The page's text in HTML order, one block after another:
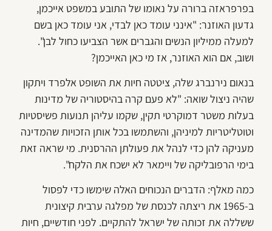
בפרפראזה ברורה על נאומו של התובע במשפט אייכמן,
גדעון האוזנר: "אינני עומד כאן לבדי, אני עומד כאן בשם
למעלה ממיליון הנשים והגברים אשר הצביעו כחול לבן".
ושוב, אם הוא האוזנר, אז מי כאן האייכמן?
בנאום נירנברג שלה, ציטטה חיות את השופט אלפרד ויתקון
שהיה ניצול שואה: "לא פעם קרה בהיסטוריה של מדינות
בעלות משטר דמוקרטי תקין, שקמו עליהן תנועות פשיסטיות
וטוטליטריות למיניהן, והשתמשו בכל אותן הזכויות שהמדינה
מעניקה להן כדי לנהל את פעולתן ההרסנית. מי שראה זאת
בימי הרפובליקה של ויימאר לא ישכח את הלקח".
כמה מאלף: הדברים הנכוחים האלה שימשו כדי לפסול
ב-1965 את ריצתה לכנסת של מפלגה ערבית קיצונית
ששללה את זכותה של ישראל להתקיים. לפני חודשיים, חיות